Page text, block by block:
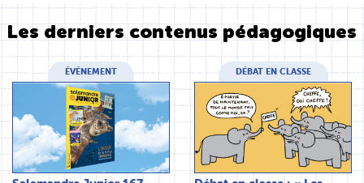
Les derniers contenus pédagogiques
ÉVÉNEMENT DÉBAT EN CLASSE